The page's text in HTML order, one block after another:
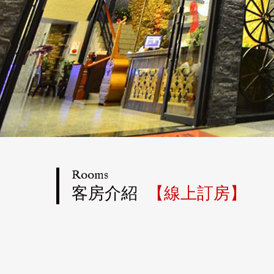
Rooms
客房介紹 【線上訂房】